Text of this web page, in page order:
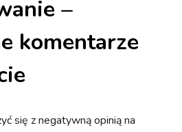
–
komentarze
się z negatywną opinią na